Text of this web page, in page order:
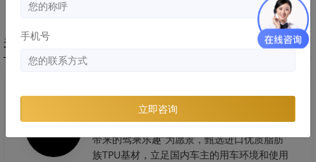
关于艺卡
YEECAR是一家定位高品质汽车保护的汽车膜
民族品牌，公司以“让每位车主都能享受科技
带来的驾乘乐趣”为愿景，甄选进口优质脂肪
族TPU基材，立足国内车主的用车环境和使用
手机号
立即咨询